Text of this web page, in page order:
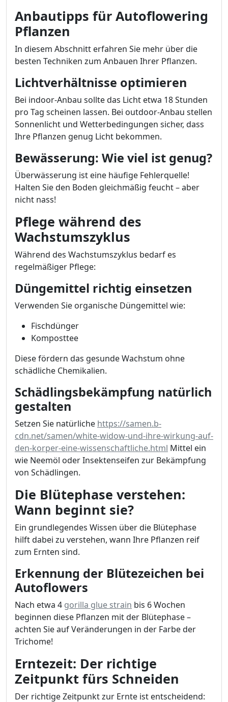
Anbautipps für Autoflowering
Pflanzen
In diesem Abschnitt erfahren Sie mehr über die
besten Techniken zum Anbauen Ihrer Pflanzen.
Lichtverhältnisse optimieren
Bei indoor-Anbau sollte das Licht etwa 18 Stunden
pro Tag scheinen lassen. Bei outdoor-Anbau stellen
Sonnenlicht und Wetterbedingungen sicher, dass
Ihre Pflanzen genug Licht bekommen.
Bewässerung: Wie viel ist genug?
Überwässerung ist eine häufige Fehlerquelle!
Halten Sie den Boden gleichmäßig feucht – aber
nicht nass!
Pflege während des
Wachstumszyklus
Während des Wachstumszyklus bedarf es
regelmäßiger Pflege:
Düngemittel richtig einsetzen
Verwenden Sie organische Düngemittel wie:
Fischdünger
Komposttee
Diese fördern das gesunde Wachstum ohne
schädliche Chemikalien.
Schädlingsbekämpfung natürlich
gestalten
Setzen Sie natürliche https://samen.b-
cdn.net/samen/white-widow-und-ihre-wirkung-auf-
den-korper-eine-wissenschaftliche.html Mittel ein
wie Neemöl oder Insektenseifen zur Bekämpfung
von Schädlingen.
Die Blütephase verstehen:
Wann beginnt sie?
Ein grundlegendes Wissen über die Blütephase
hilft dabei zu verstehen, wann Ihre Pflanzen reif
zum Ernten sind.
Erkennung der Blütezeichen bei
Autoflowers
Nach etwa 4 gorilla glue strain bis 6 Wochen
beginnen diese Pflanzen mit der Blütephase –
achten Sie auf Veränderungen in der Farbe der
Trichome!
Erntezeit: Der richtige
Zeitpunkt fürs Schneiden
Der richtige Zeitpunkt zur Ernte ist entscheidend: